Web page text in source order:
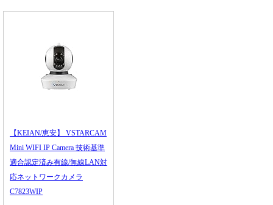
【KEIAN/恵安】 VSTARCAM
Mini WIFI IP Camera 技術基準
適合認定済み有線/無線LAN対
応ネットワークカメラ
C7823WIP